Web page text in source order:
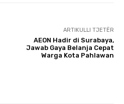
ARTIKULLI TJETËR
AEON Hadir di Surabaya,
Jawab Gaya Belanja Cepat
Warga Kota Pahlawan